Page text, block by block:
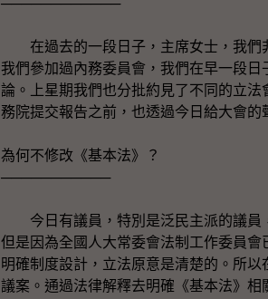
────────────
在過去的一段日子，主席女士，我們
我們參加過內務委員會，我們在早一段
論。上星期我們也分批約見了不同的立
務院提交報告之前，也透過今日給大會
為何不修改《基本法》？
───────────
今日有議員，特別是泛民主派的議員
但是因為全國人大常委會法制工作委員
明確制度設計，立法原意是清楚的。所
議案。通過法律解釋去明確《基本法》